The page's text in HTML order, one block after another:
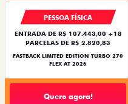
PESSOA FÍSICA
ENTRADA DE R$ 107.443,00 +18
PARCELAS DE R$ 2.820,83
FASTBACK LIMITED EDITION TURBO 270
FLEX AT 2026
Quero agora!